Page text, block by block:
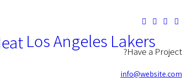
Los Angeles LakersHave a Project?
info@website.com